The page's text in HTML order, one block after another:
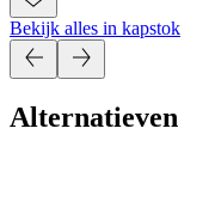
Bekijk alles in kapstok
Alternatieven